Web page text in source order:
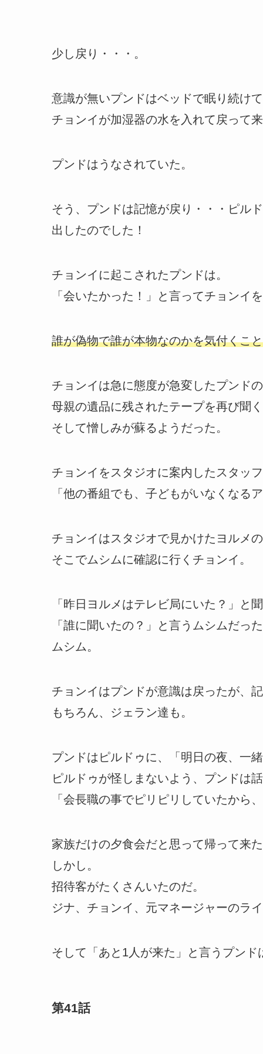
少し戻り・・・。
意識が無いプンドはベッドで眠り続け
チョンイが加湿器の水を入れて戻って
プンドはうなされていた。
そう、プンドは記憶が戻り・・・ピル
出したのでした！
チョンイに起こされたプンドは。
「会いたかった！」と言ってチョンイ
誰が偽物で誰が本物なのかを気付くこ
チョンイは急に態度が急変したプンド
母親の遺品に残されたテープを再び聞
そして憎しみが蘇るようだった。
チョンイをスタジオに案内したスタッ
「他の番組でも、子どもがいなくなる
チョンイはスタジオで見かけたヨルメ
そこでムシムに確認に行くチョンイ。
「昨日ヨルメはテレビ局にいた？」と
「誰に聞いたの？」と言うムシムだっ
ムシム。
チョンイはプンドが意識は戻ったが、
もちろん、ジェラン達も。
プンドはピルドゥに、「明日の夜、一
ピルドゥが怪しまないよう、プンドは
「会長職の事でピリピリしていたから
家族だけの夕食会だと思って帰って来
しかし。
招待客がたくさんいたのだ。
ジナ、チョンイ、元マネージャーのラ
そして「あと1人が来た」と言うプン
第41話